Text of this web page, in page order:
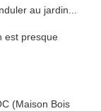
au jardin...
est presque
(Maison Bois